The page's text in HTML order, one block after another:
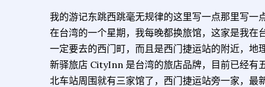
我的游记东跳西跳毫无规律的这里写一点那里写一
在台湾的一个星期，我每晚都换旅馆，这家是我在
一定要去的西门町，而且是西门捷运站的附近，地
新驿旅店 CityInn 是台湾的旅店品牌，目前已经有
北车站周围就有三家馆了，西门捷运站旁一家，最